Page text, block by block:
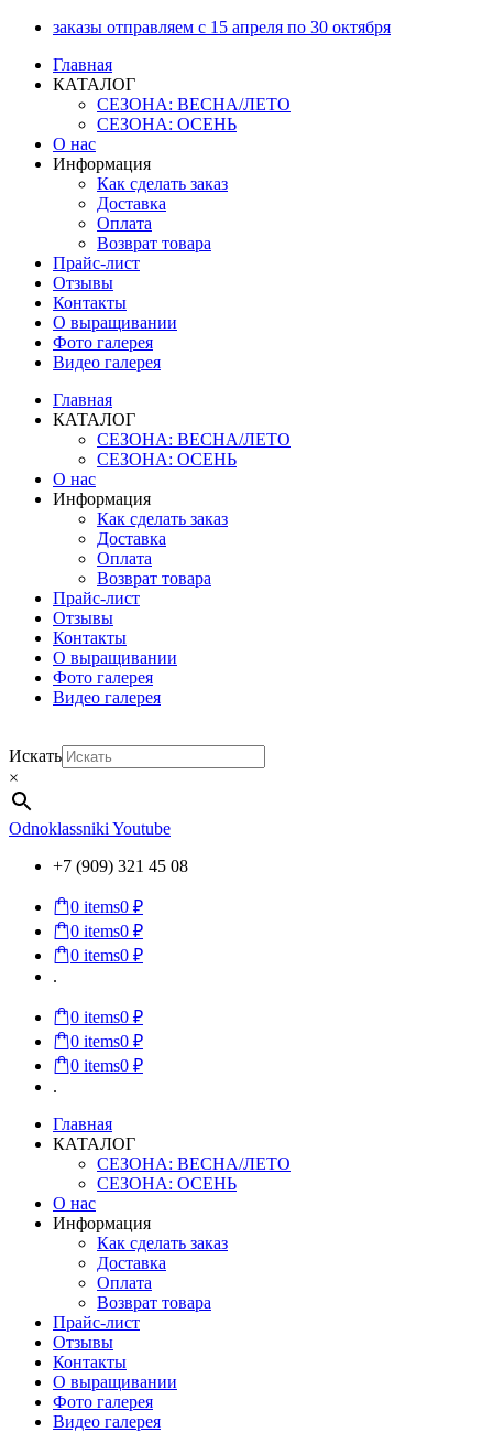
Перейти
содержимому
заказы отправляем с 15 апреля по 30 октября
Главная
КАТАЛОГ
СЕЗОНА: ВЕСНА/ЛЕТО
СЕЗОНА: ОСЕНЬ
О нас
Информация
Как сделать заказ
Доставка
Оплата
Возврат товара
Прайс-лист
Отзывы
Контакты
О выращивании
Фото галерея
Видео галерея
Главная
КАТАЛОГ
СЕЗОНА: ВЕСНА/ЛЕТО
СЕЗОНА: ОСЕНЬ
О нас
Информация
Как сделать заказ
Доставка
Оплата
Возврат товара
Прайс-лист
Отзывы
Контакты
О выращивании
Фото галерея
Видео галерея
Искать
×
Odnoklassniki Youtube
+7 (909) 321 45 08
0 items0 ₽
0 items0 ₽
0 items0 ₽
.
0 items0 ₽
0 items0 ₽
0 items0 ₽
.
Главная
КАТАЛОГ
СЕЗОНА: ВЕСНА/ЛЕТО
СЕЗОНА: ОСЕНЬ
О нас
Информация
Как сделать заказ
Доставка
Оплата
Возврат товара
Прайс-лист
Отзывы
Контакты
О выращивании
Фото галерея
Видео галерея